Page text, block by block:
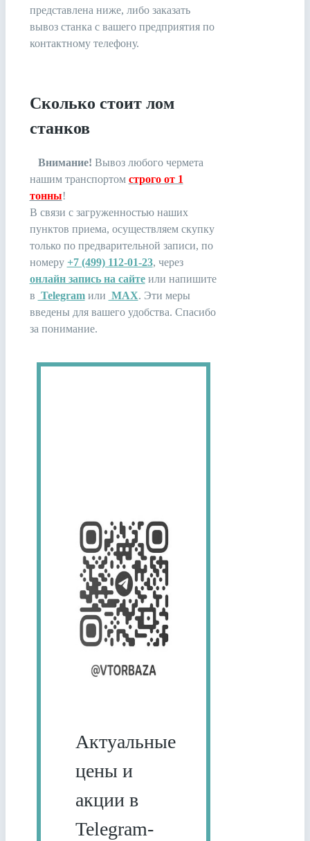
представлена ниже, либо заказать
вывоз станка с вашего предприятия по
контактному телефону.
Сколько стоит лом
станков
Внимание! Вывоз любого чермета
нашим транспортом строго от 1
тонны!
В связи c загруженностью наших
пунктов приема, осуществляем скупку
только по предварительной записи, по
номеру +7 (499) 112-01-23, через
онлайн запись на сайтеили напишите
в Telegramили MAX. Эти меры
введены для вашего удобства. Спасибо
за понимание.
Актуальные
цены и
акции в
Telegram-